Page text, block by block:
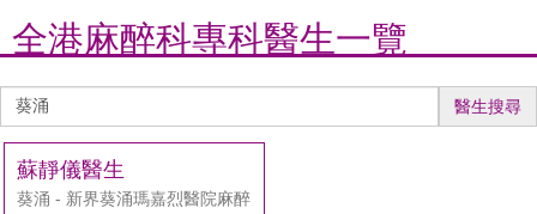
全港麻醉科專科醫生一覽
生
醫生搜尋
蘇靜儀醫生
葵涌 - 新界葵涌瑪嘉烈醫院麻醉